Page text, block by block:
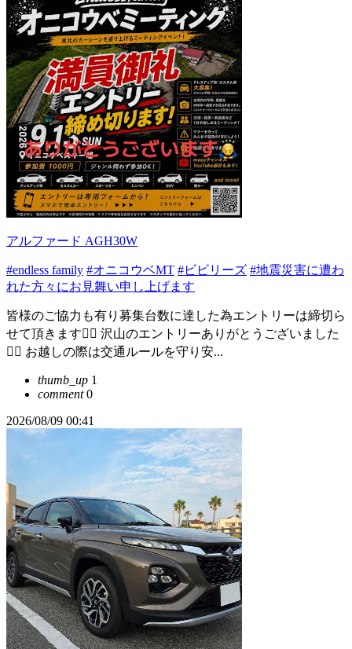
アルファード AGH30W
#endless family #オニコウベMT #ビビリーズ #地震災害に遭わ
れた方々にお見舞い申し上げます
皆様のご協力も有り募集台数に達した為エントリーは締切ら
せて頂きます🙇‍♂️ 沢山のエントリーありがとうございました
🙇‍♂️ お越しの際は交通ルールを守り安...
thumb_up 1
comment0
2026/08/09 00:41